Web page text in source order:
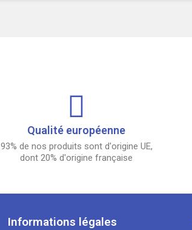
Qualité européenne
93% de nos produits sont d'origine UE,
dont 20% d'origine française
Informations légales